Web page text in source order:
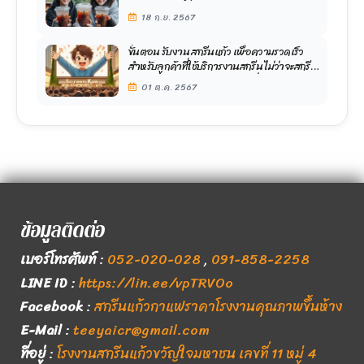
18 ก.ย. 2567
ขั้นตอน รับงาน สกรีนแก้ว เพื่อความรวดเร็ว
สำหรับลูกค้าที่ใช้บริการงานสกรีน ไม่ว่าจะสกรีน
สีเดียว หรือสกรีน สองสี สามสี สี่สี
01 ต.ค. 2567
ข้อมูลติดต่อ
เบอร์โทรศัพท์: 052-020-028, 091-858-2258
LINE ID:https://lin.ee/vpTRVOo
Facebook:สกรีนแก้วกาแฟราคาโรงงานคุณภาพขึ้นห้าง
E-Mail:teeyaicr@gmail.com
ที่อยู่:โรงงานสกรีนแก้วขวัญใจมหาชน เลขที่ 11 หมู่ 4